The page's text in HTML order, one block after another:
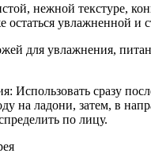
нежной текстуре,
остаться увлажненной и
для увлажнения,
Использовать сразу
на ладони, затем, в
по лицу.